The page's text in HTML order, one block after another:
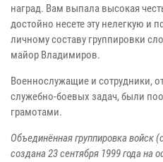
наград. Вам выпала высокая
достойно несете эту нелегкую и
личному составу группировки
майор Владимиров.
Военнослужащие и сотрудники,
служебно-боевых задач, были
грамотами.
Объединённая группировка войск
создана 23 сентября 1999 года на